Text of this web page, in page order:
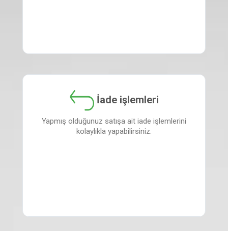
İade işlemleri
Yapmış olduğunuz satışa ait iade işlemlerini
kolaylıkla yapabilirsiniz.